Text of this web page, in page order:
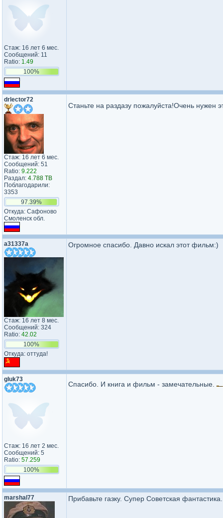
Стаж: 16 лет 6 мес.
Сообщений: 11
Ratio: 1.49
100%
drlector72
Стаж: 16 лет 6 мес.
Сообщений: 51
Ratio: 9.222
Раздал: 4.788 TB
Поблагодарили:
3353
97.39%
Откуда: Сафоново
Смоленск обл.
Станьте на раздазу пожалуйста!Очень нужен
a31337a
Стаж: 16 лет 8 мес.
Сообщений: 324
Ratio: 42.02
100%
Откуда: оттуда!
Огромное спасибо. Давно искал этот фильм:)
gluk73
Стаж: 16 лет 2 мес.
Сообщений: 5
Ratio: 57.259
100%
Спасибо. И книга и фильм - замечательные.
marshal77 Прибавьте газку. Супер Советская фантастика.